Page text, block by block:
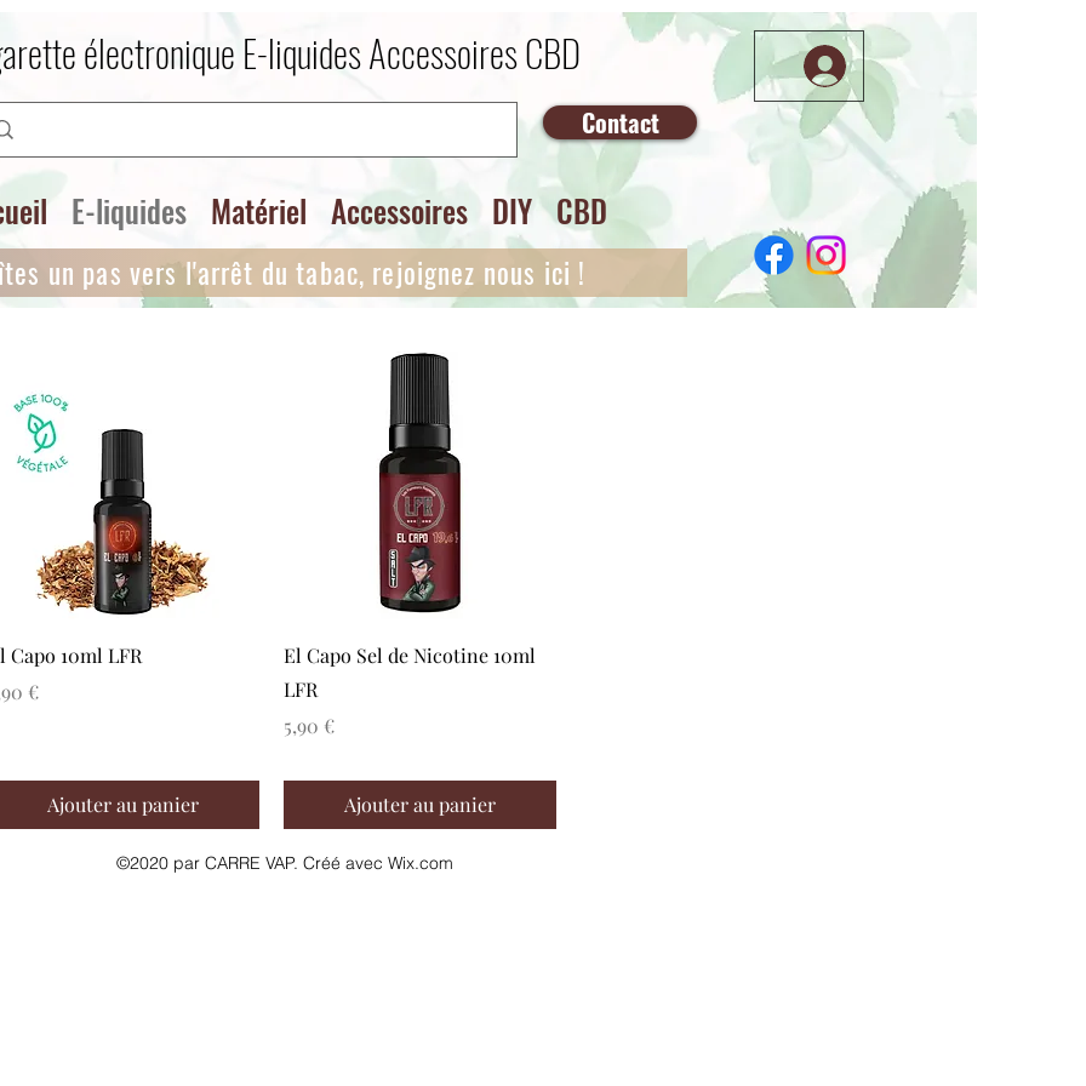
E-liquides Matériel Accessoires DIY CBD
Contact
électronique E-liquides Accessoires CBD
un pas vers l'arrêt du tabac, rejoignez nous ici !
Aperçu rapide
Capo 10ml LFR
€
Ajouter au panier
Aperçu rapide
El Capo Sel de Nicotine 10ml
LFR
Prix
5,90 €
Ajouter au panier
©2020 par CARRE VAP. Créé avec Wix.com